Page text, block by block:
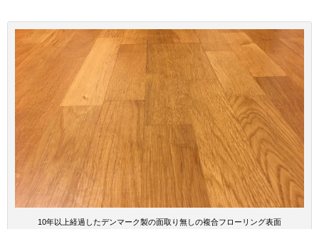
10年以上経過したデンマーク製の面取り無しの複合フローリング表面